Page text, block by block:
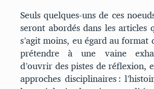
Seuls quelques-uns de ces
seront abordés dans les
s’agit moins, eu égard au format
prétendre à une vaine
d’ouvrir des pistes de réflexion,
approches disciplinaires :